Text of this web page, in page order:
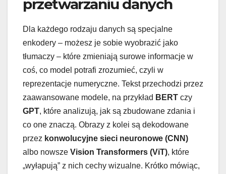
przetwarzaniu danych
Dla każdego rodzaju danych są specjalne
enkodery – możesz je sobie wyobrazić jako
tłumaczy – które zmieniają surowe informacje w
coś, co model potrafi zrozumieć, czyli w
reprezentacje numeryczne. Tekst przechodzi przez
zaawansowane modele, na przykład BERT czy
GPT, które analizują, jak są zbudowane zdania i
co one znaczą. Obrazy z kolei są dekodowane
przez konwolucyjne sieci neuronowe (CNN)
albo nowsze Vision Transformers (ViT), które
„wyłapują” z nich cechy wizualne. Krótko mówiąc,